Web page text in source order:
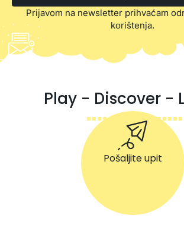
Prijavom na newsletter prihvaćam
korištenja.
Play - Discover -
Pošaljite upit